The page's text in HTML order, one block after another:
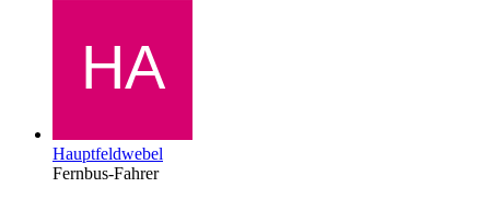
Hauptfeldwebel
Fernbus-Fahrer